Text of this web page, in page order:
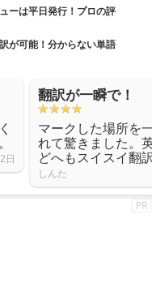
ーは平日発行！プロの評
が可能！分からない単語
日
翻訳が一瞬で！
マークした場所を
れて驚きました。
どへもスイスイ翻
しんた
PR